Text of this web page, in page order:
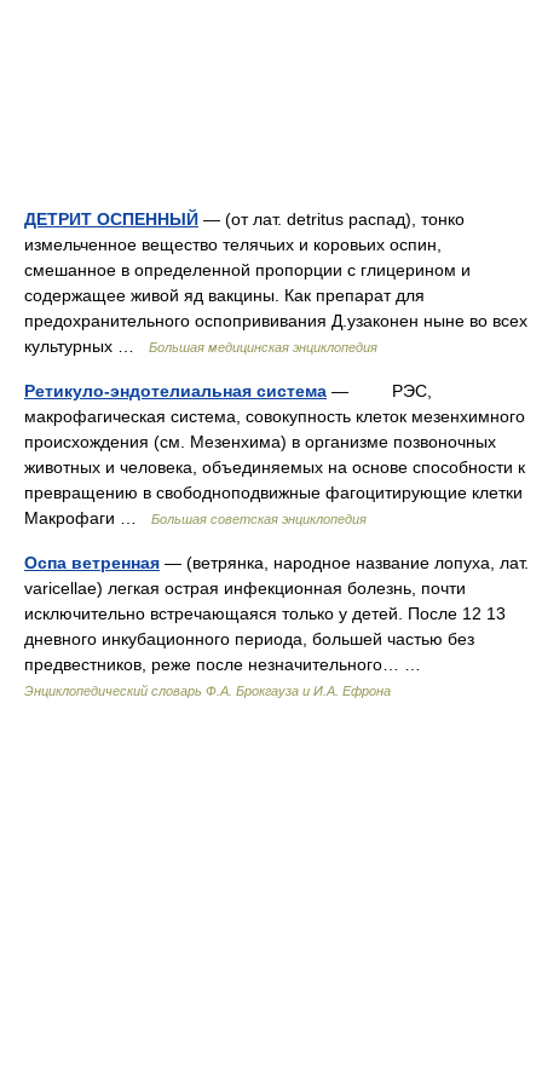
ДЕТРИТ ОСПЕННЫЙ — (от лат. detritus распад), тонко
измельченное вещество телячьих и коровьих оспин,
смешанное в определенной пропорции с глицерином и
содержащее живой яд вакцины. Как препарат для
предохранительного оспопрививания Д.узаконен ныне во всех
культурных …
Большая медицинская энциклопедия
Ретикуло-эндотелиальная система — РЭС,
макрофагическая система, совокупность клеток мезенхимного
происхождения (см. Мезенхима) в организме позвоночных
животных и человека, объединяемых на основе способности к
превращению в свободноподвижные фагоцитирующие клетки
Макрофаги …
Большая советская энциклопедия
Оспа ветренная — (ветрянка, народное название лопуха, лат.
varicellae) легкая острая инфекционная болезнь, почти
исключительно встречающаяся только у детей. После 12 13
дневного инкубационного периода, большей частью без
предвестников, реже после незначительного… …
Энциклопедический словарь Ф.А. Брокгауза и И.А. Ефрона